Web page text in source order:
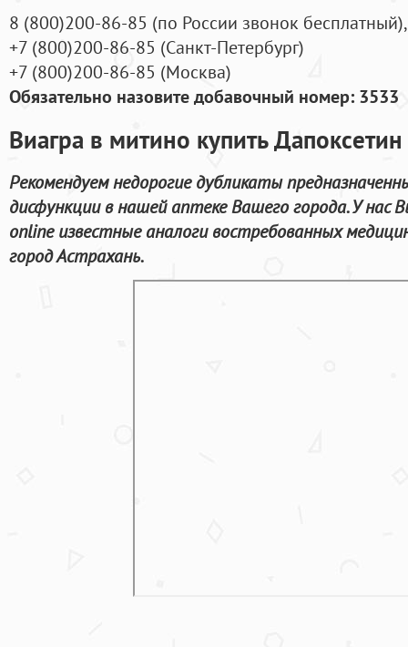
8 (800)200-86-85 (по России звонок бесплатный),
+7 (800)200-86-85 (Санкт-Петербург)
+7 (800)200-86-85 (Москва)
Обязательно назовите добавочный номер: 3533
Виагра в митино купить
Рекомендуем недорогие дубликаты
дисфункции в нашей аптеке Вашего города. У
online известные аналоги востребованных
город Астрахань.